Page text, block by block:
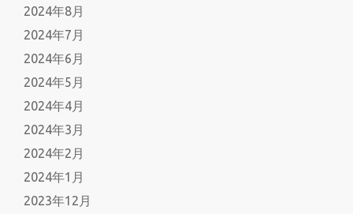
2024年8月
2024年7月
2024年6月
2024年5月
2024年4月
2024年3月
2024年2月
2024年1月
2023年12月